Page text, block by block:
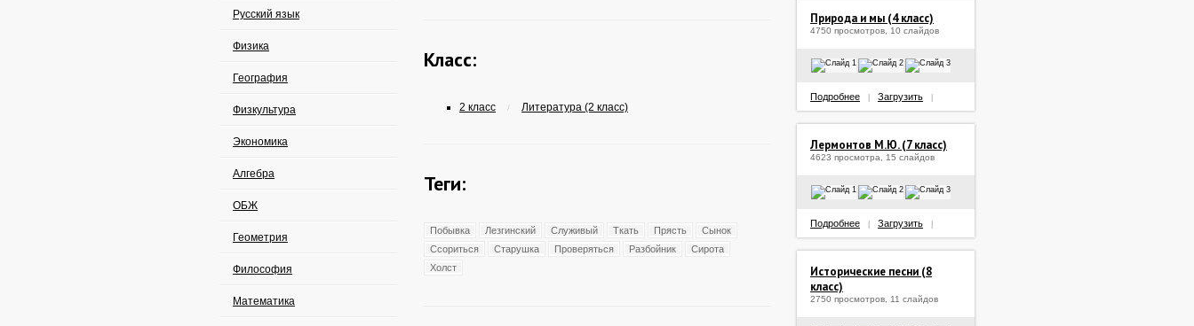
Русский язык
Физика
География
Физкультура
Экономика
Алгебра
ОБЖ
Геометрия
Философия
Математика
Класс:
2 класс / Литература (2 класс)
Теги:
Побывка Лезгинский Служивый Ткать Прясть
Сынок
Ссориться
Старушка Проверяться Разбойник
Сирота
Холст
Природа и мы (4 класс)
4750 просмотров, 10 слайдов
Подробнее Загрузить
Лермонтов М.Ю. (7 класс)
4623 просмотра, 15 слайдов
Подробнее Загрузить
Исторические песни (8
класс)
2750 просмотров, 11 слайдов